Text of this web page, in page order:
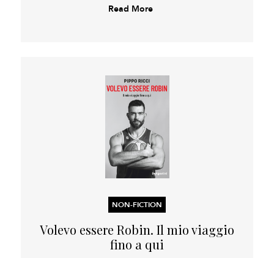
Read More
NON-FICTION
Volevo essere Robin. Il mio viaggio
fino a qui